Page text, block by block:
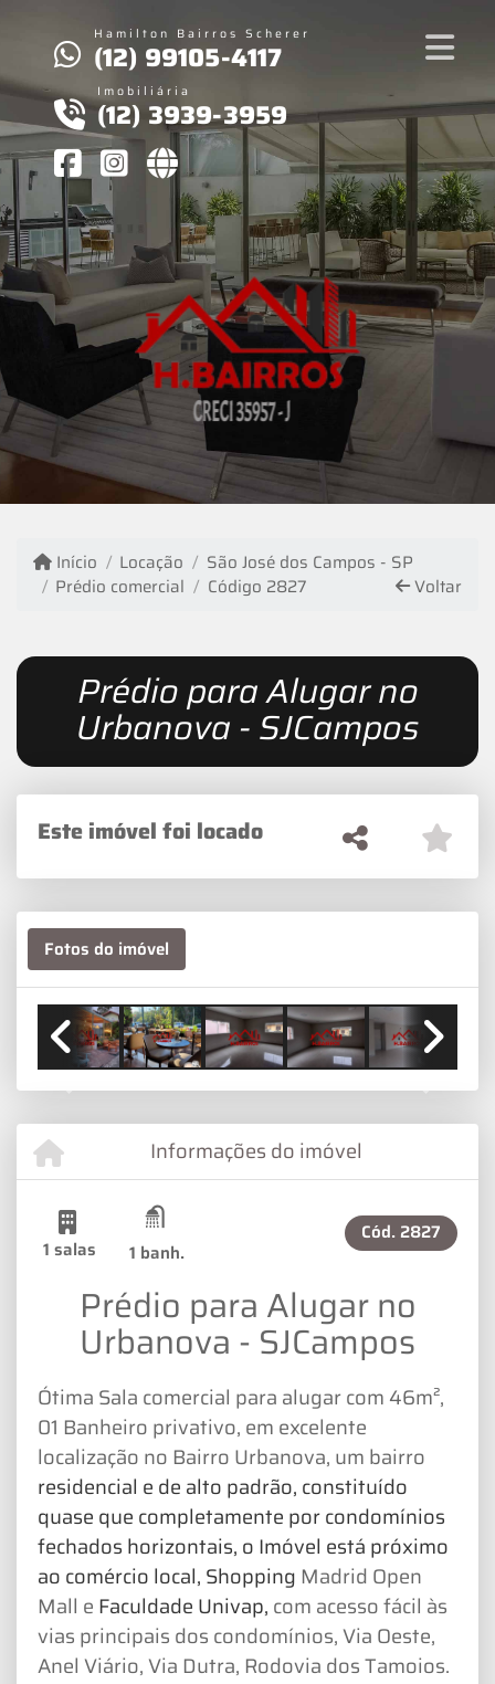
Hamilton Bairros Scherer
(12) 99105-4117
Imobiliária
(12) 3939-3959
Início Locação
São José dos Campos - SP
Prédio comercial
Código 2827 Voltar
Prédio para Alugar no
Urbanova - SJCampos
Este imóvel foi locado
Fotos do imóvel
Previous Next
Informações do imóvel
1 salas 1 banh.
Cód. 2827
Prédio para Alugar no
Urbanova - SJCampos
Ótima Sala comercial para alugar com 46m²,
01 Banheiro privativo, em excelente
localização no Bairro Urbanova, um bairro
residencial e de alto padrão, constituído
quase que completamente por condomínios
fechados horizontais, o Imóvel está próximo
ao comércio local, Shopping Madrid Open
Mall e Faculdade Univap, com acesso fácil às
vias principais dos condomínios, Via Oeste,
Anel Viário, Via Dutra, Rodovia dos Tamoios.